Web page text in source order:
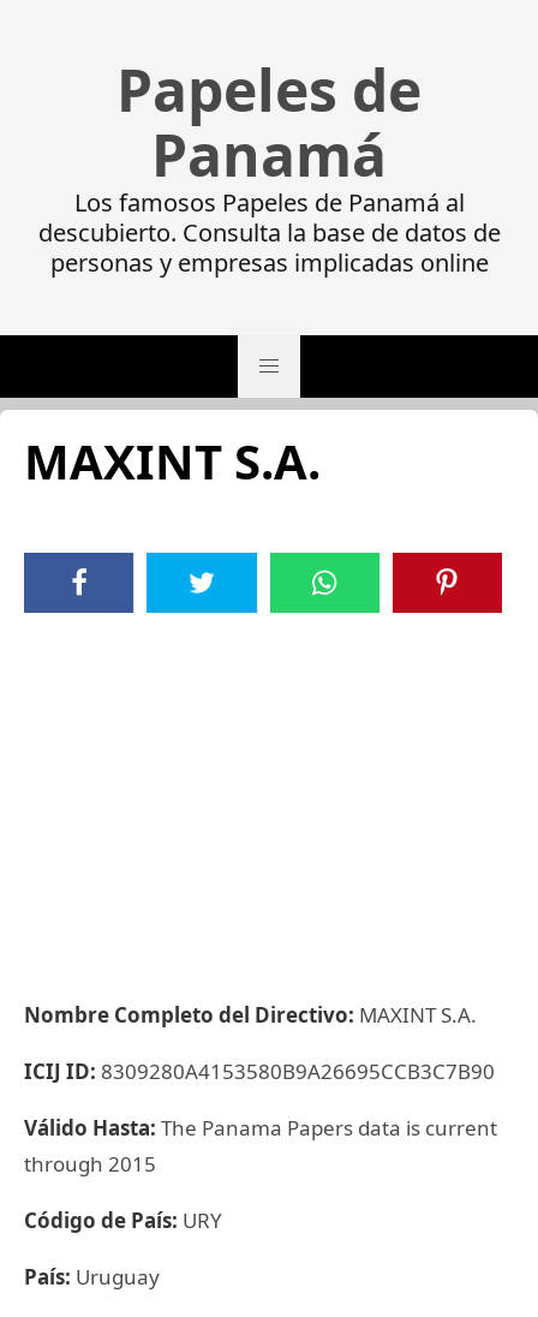
Papeles de
Panamá
Los famosos Papeles de Panamá al
descubierto. Consulta la base de datos de
personas y empresas implicadas online
MAXINT S.A.
Nombre Completo del Directivo: MAXINT S.A.
ICIJ ID: 8309280A4153580B9A26695CCB3C7B90
Válido Hasta: The Panama Papers data is current
through 2015
Código de País: URY
País: Uruguay